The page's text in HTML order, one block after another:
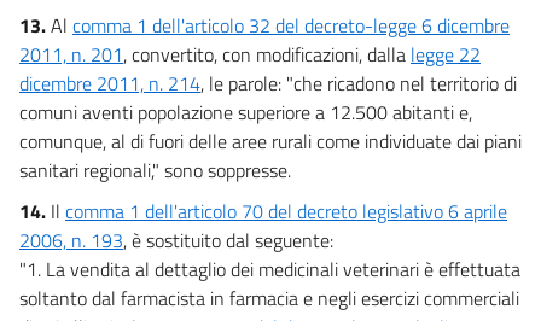
13.Al comma 1 dell'articolo 32 del decreto-legge 6 dicembre
2011, n. 201, convertito, con modificazioni, dalla legge 22
dicembre 2011, n. 214, le parole: "che ricadono nel territorio di
comuni aventi popolazione superiore a 12.500 abitanti e,
comunque, al di fuori delle aree rurali come individuate dai piani
sanitari regionali," sono soppresse.
14. Il comma 1 dell'articolo 70 del decreto legislativo 6 aprile
2006, n. 193, è sostituito dal seguente:
"1. La vendita al dettaglio dei medicinali veterinari è effettuata
soltanto dal farmacista in farmacia e negli esercizi commerciali